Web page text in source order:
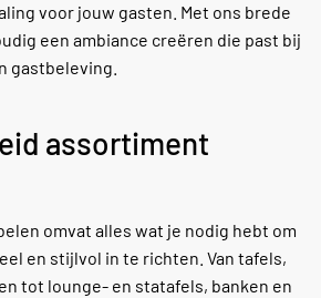
voor jouw gasten. Met ons brede
een ambiance creëren die past bij
gastbeleving.
assortiment
omvat alles wat je nodig hebt om
en stijlvol in te richten. Van tafels,
tot lounge- en statafels, banken en